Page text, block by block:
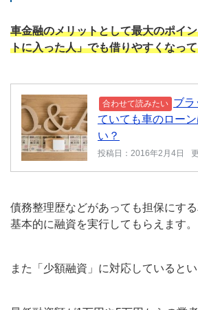
車金融のメリットとして最大のポイ
トに入った人」でも借りやすくなっ
合わせて読みたい ブラ
ていても車のロー
い？
投稿日：2016年2月4日
債務整理歴などがあっても担保にする
基本的に融資を実行してもらえます。
また「少額融資」に対応していると